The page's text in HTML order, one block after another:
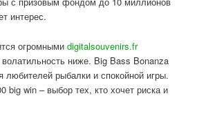
интерес.
огромнымиdigitalsouvenirs.fr
ниже. Big Bass Bonanza
рыбалки и спокойной игры.
big win – выбор тех, кто хочет риска и